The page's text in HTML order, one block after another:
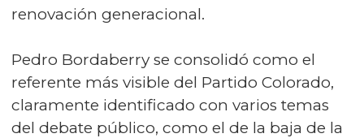
renovación generacional.
Pedro Bordaberry se consolidó como el
referente más visible del Partido Colorado,
claramente identificado con varios temas
del debate público, como el de la baja de la